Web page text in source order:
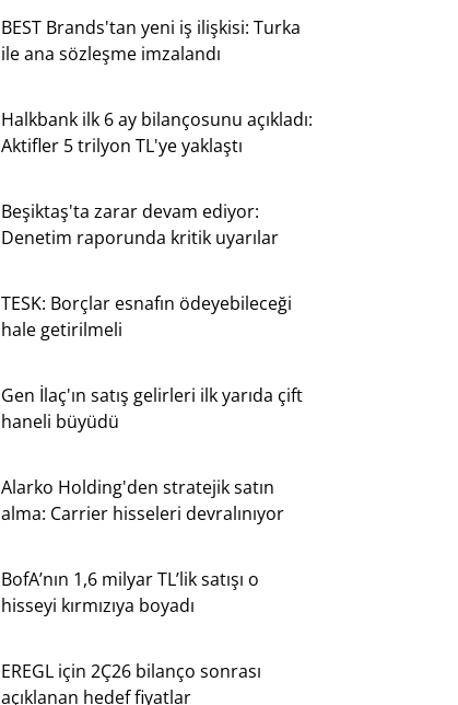
BEST Brands'tan yeni iş ilişkisi: Turka
ile ana sözleşme imzalandı
Halkbank ilk 6 ay bilançosunu açıkladı:
Aktifler 5 trilyon TL'ye yaklaştı
Beşiktaş'ta zarar devam ediyor:
Denetim raporunda kritik uyarılar
TESK: Borçlar esnafın ödeyebileceği
hale getirilmeli
Gen İlaç'ın satış gelirleri ilk yarıda çift
haneli büyüdü
Alarko Holding'den stratejik satın
alma: Carrier hisseleri devralınıyor
BofA’nın 1,6 milyar TL’lik satışı o
hisseyi kırmızıya boyadı
EREGL için 2Ç26 bilanço sonrası
açıklanan hedef fiyatlar